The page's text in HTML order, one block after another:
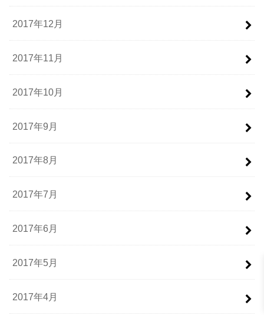
2017年12月
2017年11月
2017年10月
2017年9月
2017年8月
2017年7月
2017年6月
2017年5月
2017年4月